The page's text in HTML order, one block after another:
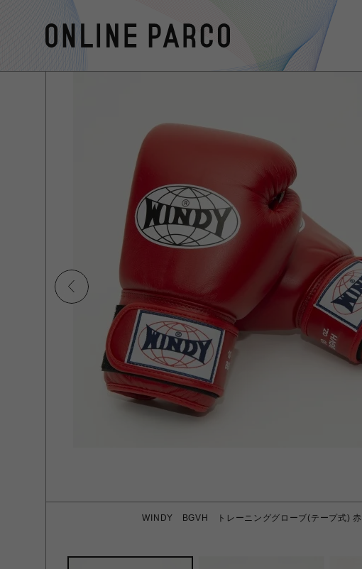
WINDY BGVH トレーニンググローブ(テープ式)